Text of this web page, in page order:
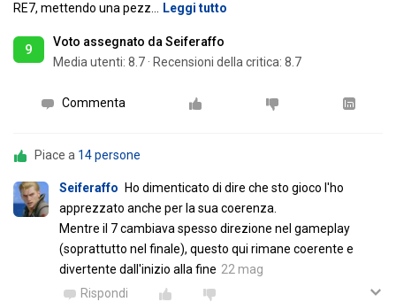
RE7, mettendo una pezz… Leggi tutto
9
Voto assegnato da Seiferaffo
Media utenti: 8.7 · Recensioni della critica: 8.7
Commenta
Piace a 14 persone
Seiferaffo
Ho dimenticato di dire che sto gioco l'ho
apprezzato anche per la sua coerenza.
Mentre il 7 cambiava spesso direzione nel gameplay
(soprattutto nel finale), questo qui rimane coerente e
divertente dall'inizio alla fine 22 mag
Rispondi